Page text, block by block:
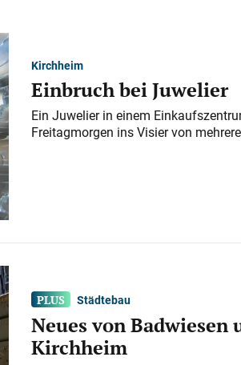
Kirchheim
Einbruch bei Juwelier
Ein Juwelier in einem
Freitagmorgen ins Visier von
Städtebau
Neues von Badwiesen
Kirchheim